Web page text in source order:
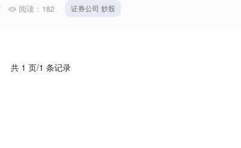
阅读： 182 证券公司 炒股
共 1 页/1 条记录